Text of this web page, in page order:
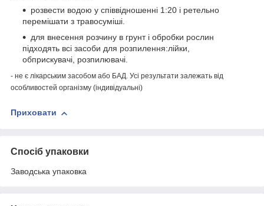
розвести водою у співвідношенні 1:20 і ретельно
перемішати з травосуміші.
для внесення розчину в грунт і обробки рослин
підходять всі засоби для розпилення:лійки,
обприскувачі, розпилювачі.
- не є лікарським засобом або БАД. Усі результати залежать від
особливостей організму (індивідуальні)
Приховати
Спосіб упаковки
Заводська упаковка